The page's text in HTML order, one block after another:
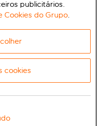
publicitários.
Cookies do Grupo.
cookies